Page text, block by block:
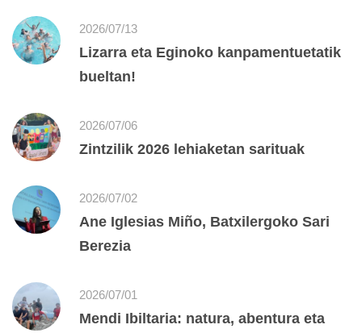
2026/07/13
Lizarra eta Eginoko kanpamentuetatik
bueltan!
2026/07/06
Zintzilik 2026 lehiaketan sarituak
2026/07/02
Ane Iglesias Miño, Batxilergoko Sari
Berezia
2026/07/01
Mendi Ibiltaria: natura, abentura eta